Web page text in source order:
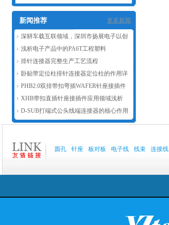
新闻推荐 更多新闻
深耕车载互联领域，深圳市扬展电子以创
新赋能汽车连接器产业发展
浅析电子产品中的PA6T工程塑料
排针连接器完整生产工艺流程
卧贴带定位柱排针连接器定位柱的作用详
解
PHB2.0双排带扣弯插WAFER针座接插件
主要作用浅析
XHB带扣直插针座接插件应用领域浅析
D-SUB打端式公头线端连接器的核心作用
圆孔 针座 板对板 电子线 线束 连接线